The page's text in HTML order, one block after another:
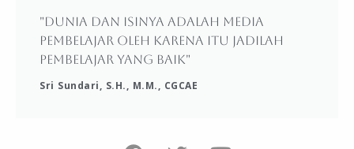
"Dunia dan isinya adalah media
pembelajar oleh karena itu jadilah
pembelajar yang baik"
Sri Sundari, S.H., M.M., CGCAE